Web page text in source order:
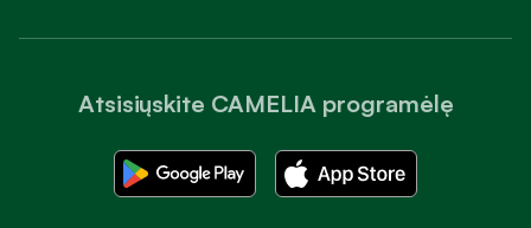
Atsisiųskite CAMELIA programėlę